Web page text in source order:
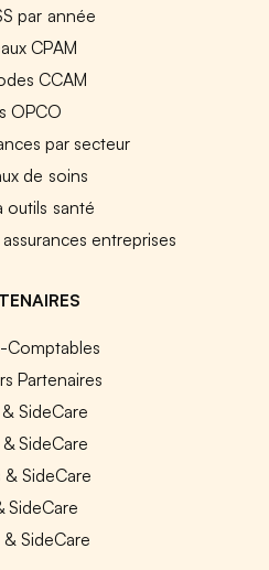
par année
CPAM
CCAM
OPCO
par secteur
de soins
outils santé
entreprises
Comptables
Partenaires
SideCare
SideCare
& SideCare
SideCare
& SideCare